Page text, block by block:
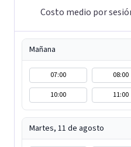
Costo medio por
Mañana
07:00 08:00
10:00
11:00
Martes, 11 de agosto